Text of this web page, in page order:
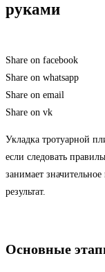
руками
Share on facebook
Share on whatsapp
Share on email
Share on vk
Укладка тротуарной
если следовать
занимает
результат.
Основные